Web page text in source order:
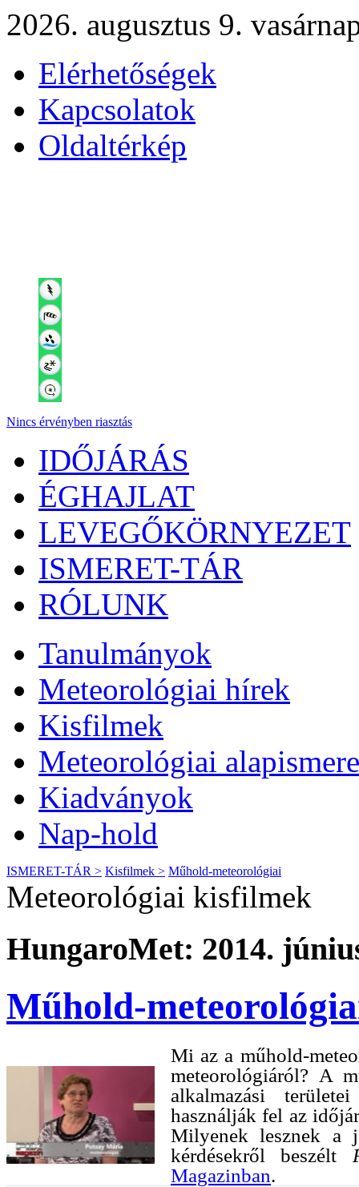
2026. augusztus 9.
Elérhetőségek
Kapcsolatok
Oldaltérkép
Nincs érvényben riasztás
IDŐJÁRÁS
ÉGHAJLAT
LEVEGŐKÖRNYEZET
ISMERET-TÁR
RÓLUNK
Tanulmányok
Meteorológiai hírek
Kisfilmek
Meteorológiai
Kiadványok
Nap-hold
ISMERET-TÁR > Kisfilmek > Műhold-meteorológiai
Meteorológiai kisfilmek
HungaroMet: 2014.
Műhold-
Mi az a műhold-
meteorológiáról? A
alkalmazási
használják fel az
Milyenek lesznek a
kérdésekről beszélt
Magazinban.